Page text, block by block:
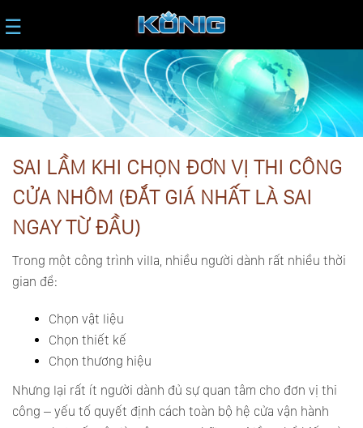
☰
SAI LẦM KHI CHỌN ĐƠN VỊ THI CÔNG
CỬA NHÔM (ĐẮT GIÁ NHẤT LÀ SAI
NGAY TỪ ĐẦU)
Trong một công trình villa, nhiều người dành rất nhiều thời
gian để:
Chọn vật liệu
Chọn thiết kế
Chọn thương hiệu
Nhưng lại rất ít người dành đủ sự quan tâm cho đơn vị thi
công – yếu tố quyết định cách toàn bộ hệ cửa vận hành